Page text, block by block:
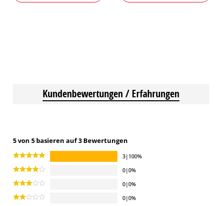
Kundenbewertungen / Erfahrungen
5 von 5 basieren auf 3 Bewertungen
3|100%
0|0%
0|0%
0|0%